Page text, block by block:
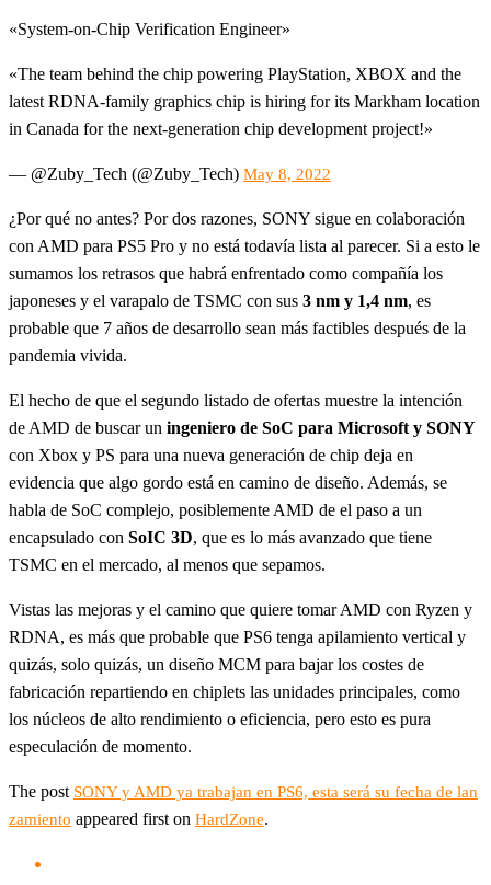
«System-on-Chip Verification Engineer»
«The team behind the chip powering PlayStation, XBOX and the
latest RDNA-family graphics chip is hiring for its Markham location
in Canada for the next-generation chip development project!»
— @Zuby_Tech (@Zuby_Tech) May 8, 2022
¿Por qué no antes? Por dos razones, SONY sigue en colaboración
con AMD para PS5 Pro y no está todavía lista al parecer. Si a esto le
sumamos los retrasos que habrá enfrentado como compañía los
japoneses y el varapalo de TSMC con sus 3 nm y 1,4 nm, es
probable que 7 años de desarrollo sean más factibles después de la
pandemia vivida.
El hecho de que el segundo listado de ofertas muestre la intención
de AMD de buscar un ingeniero de SoC para Microsoft y SONY
con Xbox y PS para una nueva generación de chip deja en
evidencia que algo gordo está en camino de diseño. Además, se
habla de SoC complejo, posiblemente AMD de el paso a un
encapsulado con SoIC 3D, que es lo más avanzado que tiene
TSMC en el mercado, al menos que sepamos.
Vistas las mejoras y el camino que quiere tomar AMD con Ryzen y
RDNA, es más que probable que PS6 tenga apilamiento vertical y
quizás, solo quizás, un diseño MCM para bajar los costes de
fabricación repartiendo en chiplets las unidades principales, como
los núcleos de alto rendimiento o eficiencia, pero esto es pura
especulación de momento.
The post SONY y AMD ya trabajan en PS6, esta será su fecha de lan
zamiento appeared first on HardZone.